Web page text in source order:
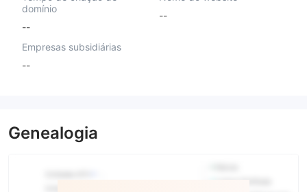
domínio
--
--
Empresas subsidiárias
--
Genealogia